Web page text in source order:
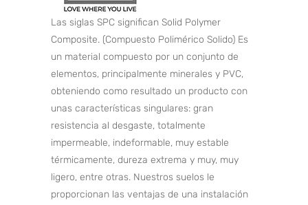
Las siglas SPC significan Solid Polymer
Composite. (Compuesto Polimérico Solido) Es
un material compuesto por un conjunto de
elementos, principalmente minerales y PVC,
obteniendo como resultado un producto con
unas características singulares: gran
resistencia al desgaste, totalmente
impermeable, indeformable, muy estable
térmicamente, dureza extrema y muy, muy
ligero, entre otras. Nuestros suelos le
proporcionan las ventajas de una instalación